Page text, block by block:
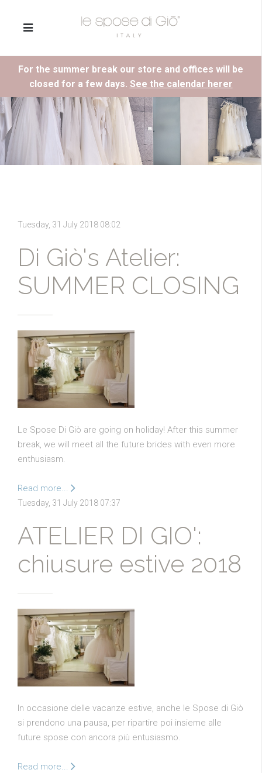
For the summer break our store and offices will be
closed for a few days. See the calendar herer
Tuesday, 31 July 2018 08:02
Di Giò's Atelier:
SUMMER CLOSING
Le Spose Di Giò are going on holiday! After this summer
break, we will meet all the future brides with even more
enthusiasm.
Read more...
Tuesday, 31 July 2018 07:37
ATELIER DI GIO':
chiusure estive 2018
In occasione delle vacanze estive, anche le Spose di Giò
si prendono una pausa, per ripartire poi insieme alle
future spose con ancora più entusiasmo.
Read more...